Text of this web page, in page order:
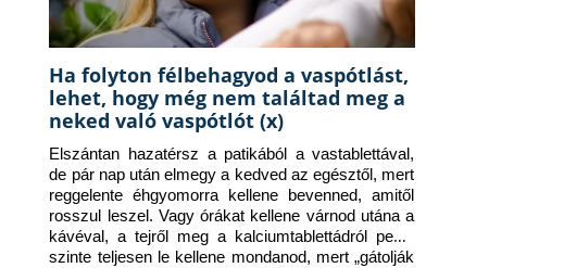
Ha folyton félbehagyod a vaspótlást,
lehet, hogy még nem találtad meg a
neked való vaspótlót (x)
Elszántan hazatérsz a patikából a vastablettával,
de pár nap után elmegy a kedved az egésztől, mert
reggelente éhgyomorra kellene bevenned, amitől
rosszul leszel. Vagy órákat kellene várnod utána a
kávéval, a tejről meg a kalciumtablettádról pedig
szinte teljesen le kellene mondanod, mert „gátolják